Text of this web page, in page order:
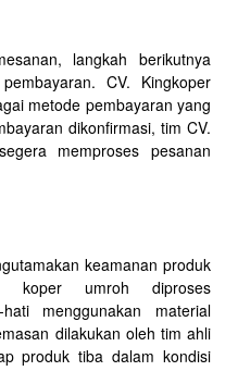
langkah berikutnya
CV. Kingkoper
metode pembayaran yang
dikonfirmasi, tim CV.
memproses pesanan
keamanan produk
koper umroh diproses
menggunakan material
dilakukan oleh tim ahli
produk tiba dalam kondisi